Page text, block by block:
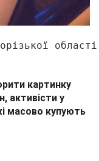
області
картинку
активісти у
масово купують